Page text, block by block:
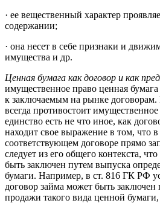
· ее вещественный характер
содержании;
· она несет в себе признаки и
имущества и др.
Ценная бумага как договор и как
имущественное право ценная
к заключаемым на рынке
всегда противостоит имущественное
единство есть не что иное, как
находит свое выражение в том, что
соответствующем договоре прямо
следует из его общего контекста,
быть заключен путем выпуска
бумаги. Например, в ст. 816 ГК РФ
договор займа может быть
продажи такого вида ценной